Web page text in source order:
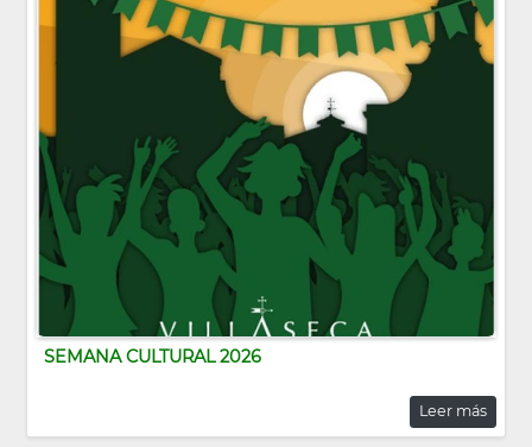
SEMANA CULTURAL 2026
Leer más